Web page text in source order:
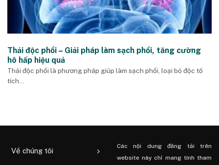
Thải độc phổi – Giải pháp làm sạch phổi, tăng cường
hô hấp hiệu quả
Thải độc phổi là phương pháp giúp làm sạch phổi, loại bỏ độc tố
tích...
Về chúng tôi
Các nội dung đăng tải trên
website này chỉ mang tính tham